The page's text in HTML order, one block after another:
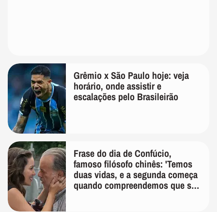
Grêmio x São Paulo hoje: veja
horário, onde assistir e
escalações pelo Brasileirão
Frase do dia de Confúcio,
famoso filósofo chinês: 'Temos
duas vidas, e a segunda começa
quando compreendemos que só